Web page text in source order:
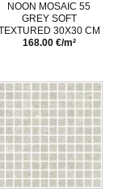
NOON MOSAIC 55
GREY SOFT
30X30 CM
168.00 €/m²